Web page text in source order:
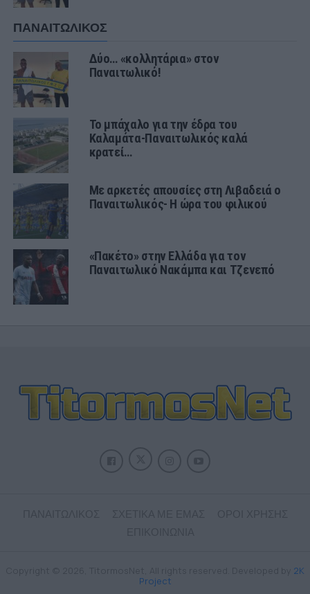
ΠΑΝΑΙΤΩΛΙΚΟΣ
Δύο… «κολλητάρια» στον
Παναιτωλικό!
Το μπάχαλο για την έδρα του
Καλαμάτα-Παναιτωλικός καλά
κρατεί…
Με αρκετές απουσίες στη Λιβαδειά ο
Παναιτωλικός- Η ώρα του φιλικού
«Πακέτο» στην Ελλάδα για τον
Παναιτωλικό Νακάμπα και Τζενεπό
2K
Project